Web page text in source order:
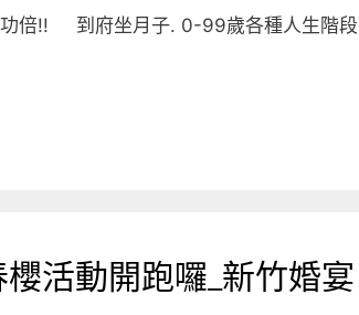
功倍!! 到府坐月子. 0-99歲各種人生階段
活動開跑囉_新竹婚宴